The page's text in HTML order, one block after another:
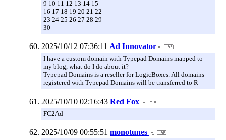
9 10 11 12 13 14 15
16 17 18 19 20 21 22
23 24 25 26 27 28 29
30
2025/10/12 07:36:11 Ad Innovator
I have a custom domain with Typepad Domains mapped to
my blog, what do I do about it?
Typepad Domains is a reseller for LogicBoxes. All domains
registered with Typepad Domains will be transferred to R
2025/10/10 02:16:43 Red Fox
FC2Ad
2025/10/09 00:55:51 monotunes